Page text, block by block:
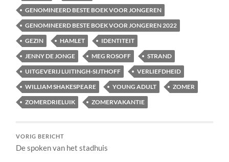
GENOMINEERD BESTE BOEK VOOR JONGEREN
GENOMINEERD BESTE BOEK VOOR JONGEREN 2022
GEZIN
HAMLET
IDENTITEIT
JENNY DE JONGE
MEG ROSOFF
STRAND
UITGEVERIJ LUITINGH-SIJTHOFF
VERLIEFDHEID
WILLIAM SHAKESPEARE
YOUNG ADULT
ZOMER
ZOMERDRIELUIK
ZOMERVAKANTIE
VORIG BERICHT
De spoken van het stadhuis